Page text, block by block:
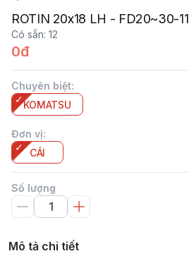
ROTIN 20x18 LH - FD20~30-11
Có sẵn: 12
0đ
Chuyên biệt:
KOMATSU
Đơn vị:
CÁI
Số lượng
Mô tả chi tiết